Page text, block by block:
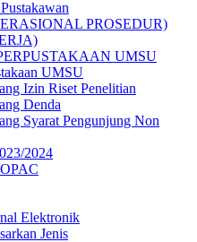
PROSEDUR)
UMSU
UMSU
Izin Riset Penelitian
Denda
Syarat Pengunjung Non
2024
Elektronik
Jenis